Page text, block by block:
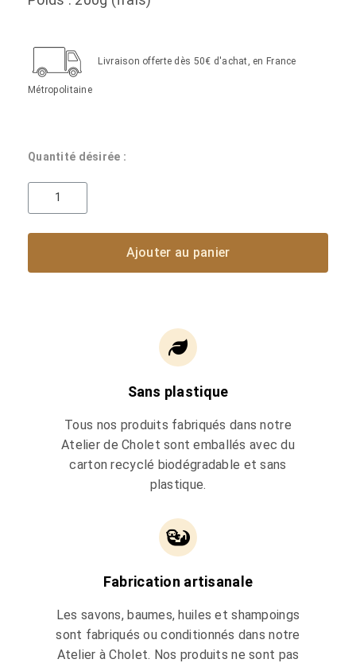
Livraison offerte dès 50€ d'achat, en France
Métropolitaine
Quantité désirée :
Ajouter au panier
Sans plastique
Tous nos produits fabriqués dans notre
Atelier de Cholet sont emballés avec du
carton recyclé biodégradable et sans
plastique.
Fabrication artisanale
Les savons, baumes, huiles et shampoings
sont fabriqués ou conditionnés dans notre
Atelier à Cholet. Nos produits ne sont pas